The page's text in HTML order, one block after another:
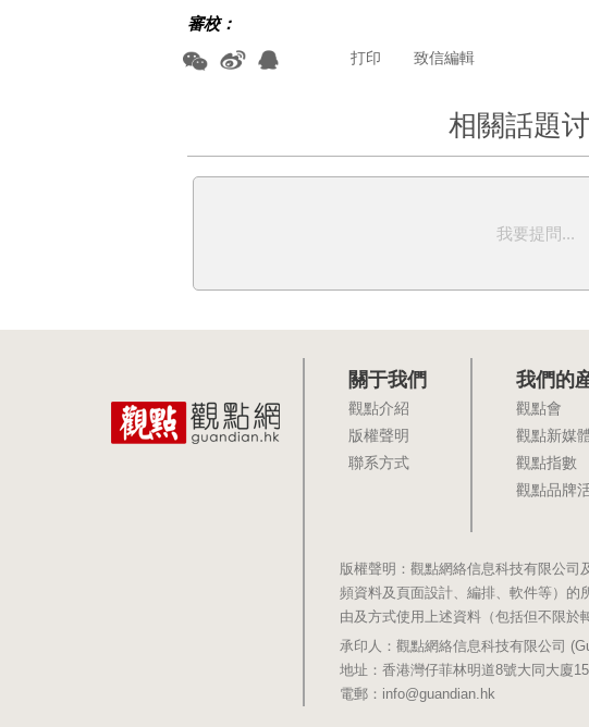
審校：
致信編輯
打印
相關話題
我要提問...
關于我們
觀點介紹
版權聲明
聯系方式
我們的
觀點會
觀點新媒
觀點指數
觀點品牌
版權聲明：觀點網絡信息科技有限公
頻資料及頁面設計、編排、軟件等）的
由及方式使用上述資料（包括但不限於
承印人：觀點網絡信息科技有限公司
地址：香港灣仔菲林明道8號大同大廈
電郵：info@guandian.hk